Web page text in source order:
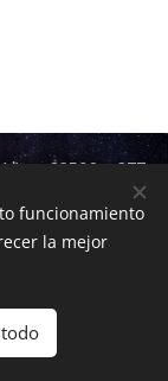
Altea, 03590,677
funcionamiento
la mejor